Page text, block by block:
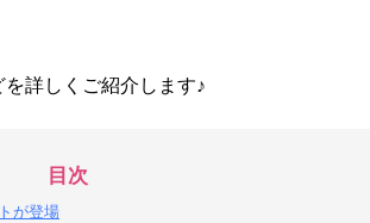
詳しくご紹介します♪
目次
が登場